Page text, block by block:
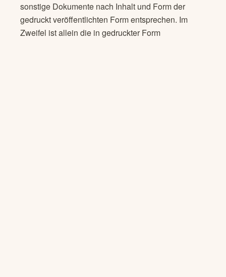
sonstige Dokumente nach Inhalt und Form der
gedruckt veröffentlichten Form entsprechen. Im
Zweifel ist allein die in gedruckter Form